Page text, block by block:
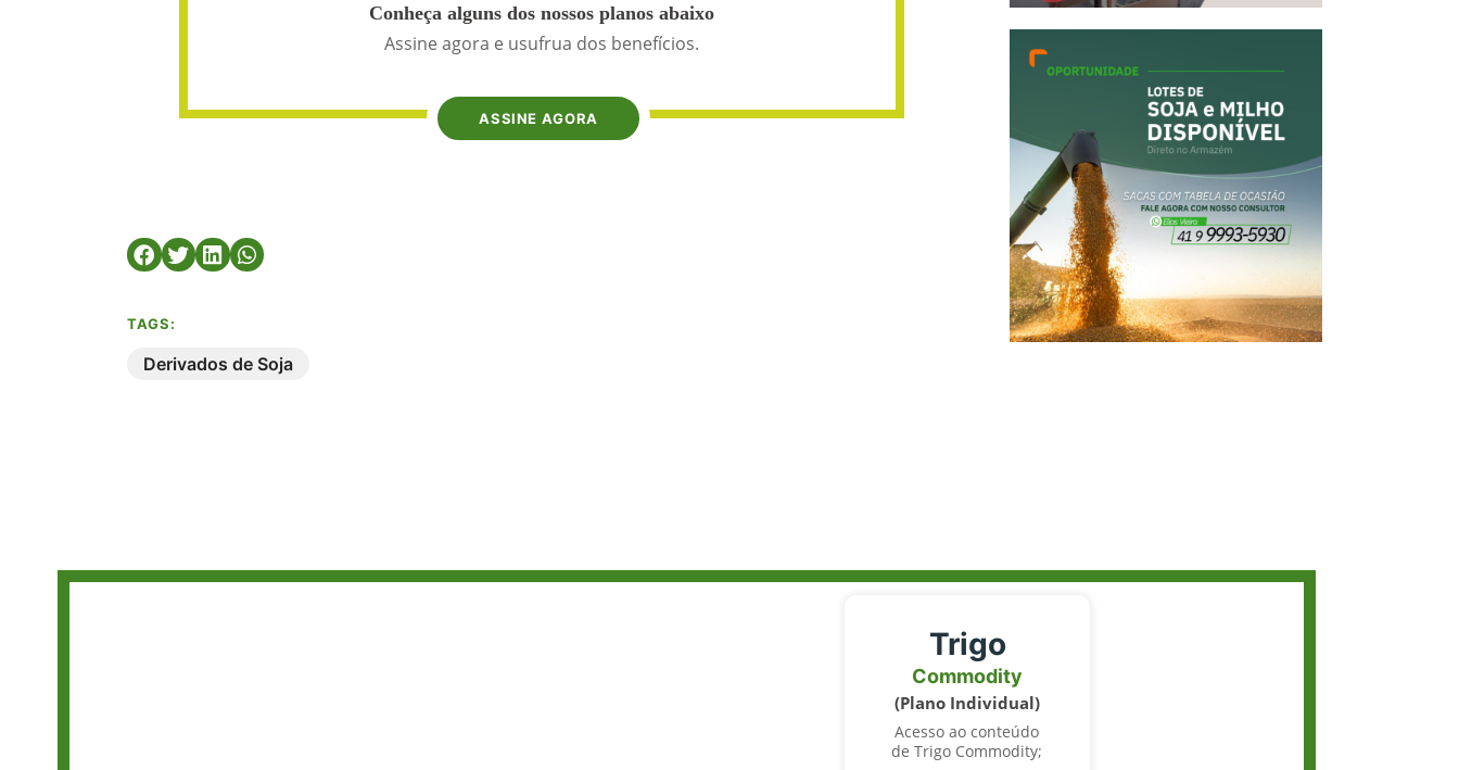
Conheça alguns dos nossos planos abaixo
Assine agora e usufrua dos benefícios.
ASSINE AGORA
TAGS:
Derivados de Soja
Trigo
Commodity
(Plano Individual)
Acesso ao conteúdo
de Trigo Commodity;